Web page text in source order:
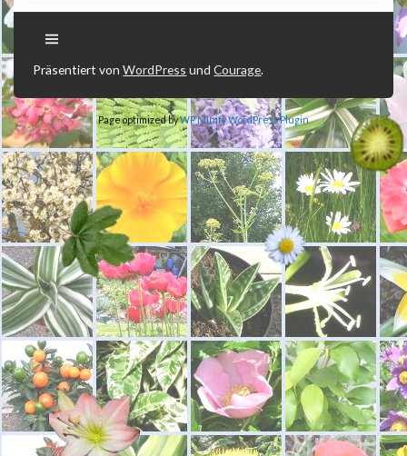
Präsentiert vonWordPress undCourage.
Page optimized byWP MinifyWordPress Plugin